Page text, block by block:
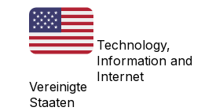
Vereinigte
Staaten
Technology,
Information and
Internet